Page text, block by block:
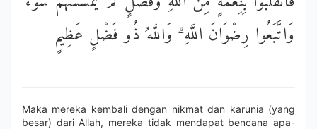
وَاتَّبَعُوا رِضْوَانَ اللَّهِ ۗ وَاللَّهُ ذُو فَضْلٍ عَظِيمٍ
Maka mereka kembali dengan nikmat dan karunia (yang
besar) dari Allah, mereka tidak mendapat bencana apa-